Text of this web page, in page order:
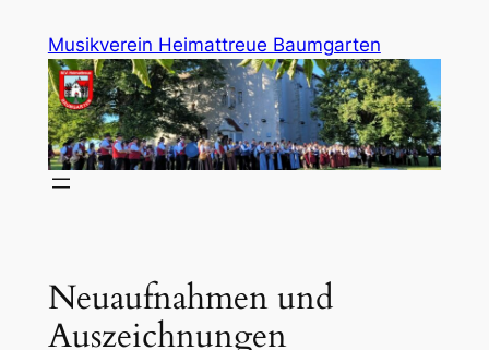
Inhalt
springen
Musikverein Heimattreue Baumgarten
Neuaufnahmen und
Auszeichnungen